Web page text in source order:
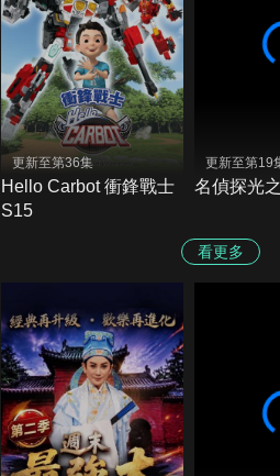
更新至第36集
Hello Carbot 衝鋒戰士
S15
更新至第19
名偵探光
看更多